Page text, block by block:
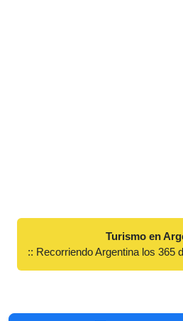
Turismo en
:: Recorriendo Argentina los 365